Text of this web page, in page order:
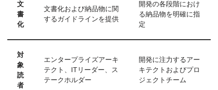
文
書
化
文書化および納品物に関
するガイドラインを提供
開発の各段階におけ
る納品物を明確に指
定
対
象
読
者
エンタープライズアーキ
テクト、ITリーダー、ス
テークホルダー
開発に注力するアー
キテクトおよびプロ
ジェクトチーム